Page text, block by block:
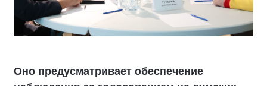
Оно предусматривает обеспечение